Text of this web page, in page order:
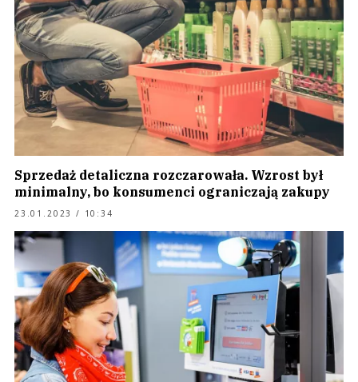
Sprzedaż detaliczna rozczarowała. Wzrost był
minimalny, bo konsumenci ograniczają zakupy
23.01.2023 / 10:34